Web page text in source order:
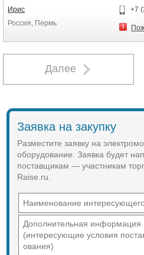
откосов, при
мостов и т.п.
Ирис
Россия, Пермь
+7
Далее
Заявка на закупку
Разместите заявку на
оборудование. Заявка будет
поставщикам — участникам
Raise.ru.